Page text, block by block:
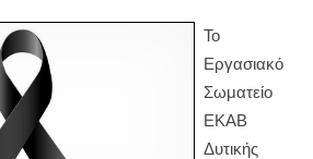
Το
Εργασιακό
Σωματείο
ΕΚΑΒ
Δυτικής